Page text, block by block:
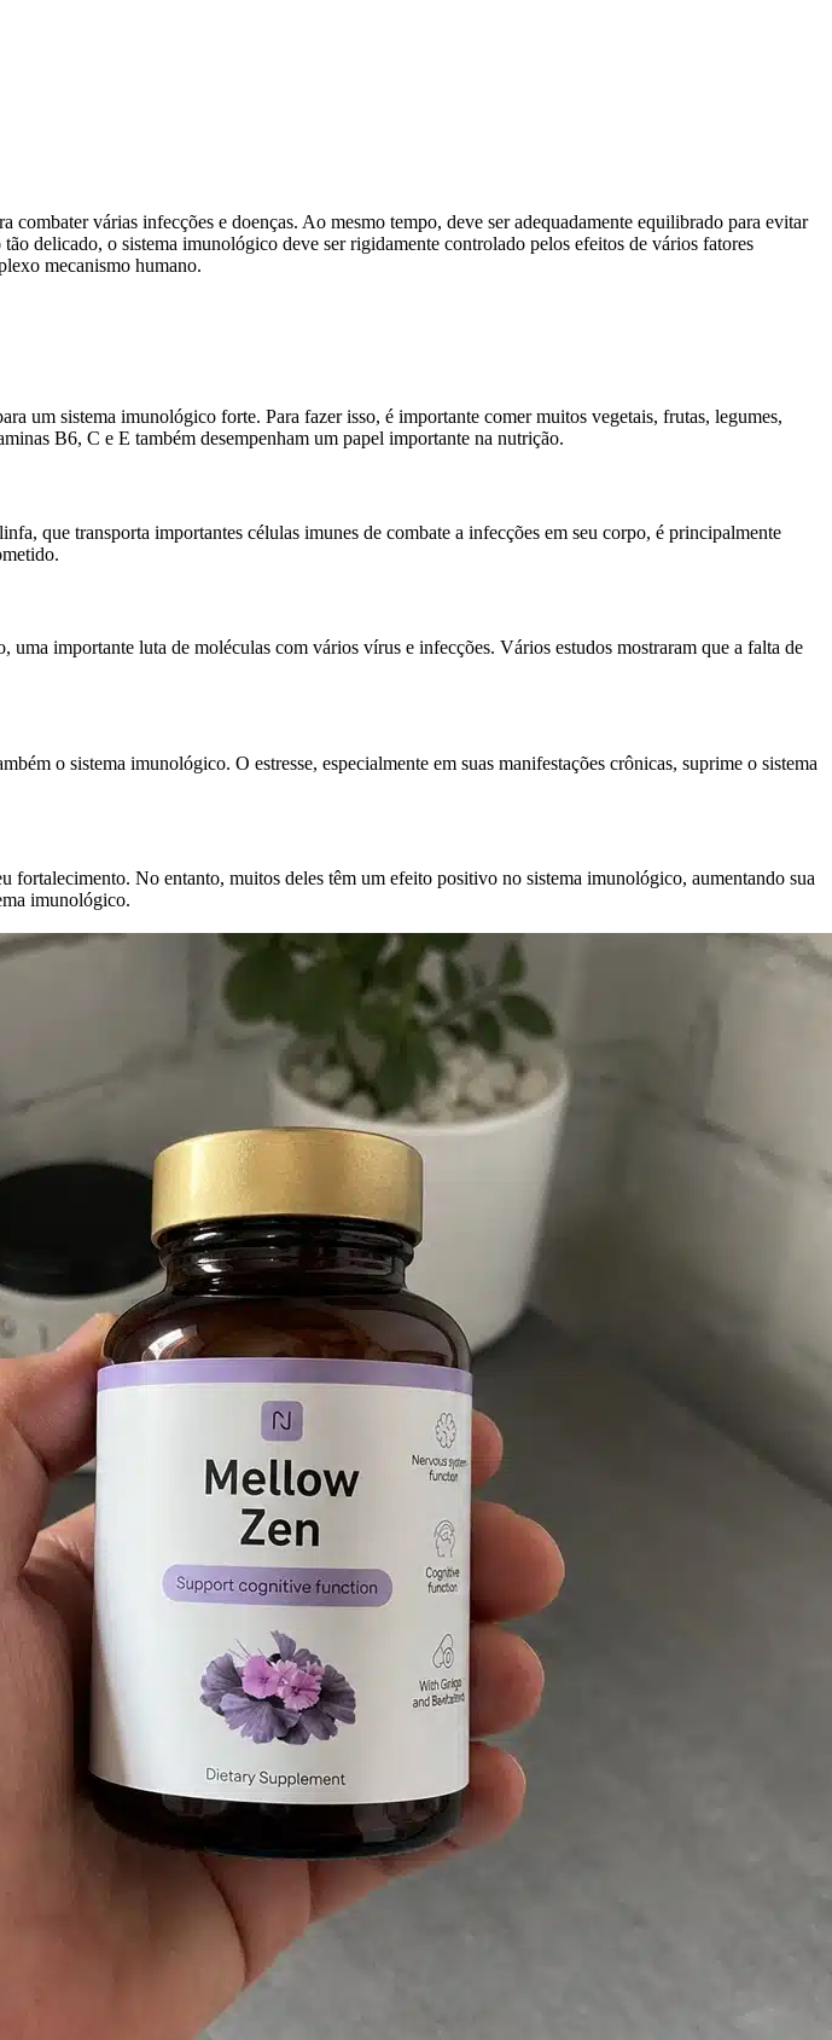
várias infecções e doenças. Ao mesmo tempo, deve ser adequadamente equilibrado para evitar
delicado, o sistema imunológico deve ser rigidamente controlado pelos efeitos de vários fatores
mecanismo humano.
um sistema imunológico forte. Para fazer isso, é importante comer muitos vegetais, frutas, legumes,
B6, C e E também desempenham um papel importante na nutrição.
que transporta importantes células imunes de combate a infecções em seu corpo, é principalmente
importante luta de moléculas com vários vírus e infecções. Vários estudos mostraram que a falta de
o sistema imunológico. O estresse, especialmente em suas manifestações crônicas, suprime o sistema
fortalecimento. No entanto, muitos deles têm um efeito positivo no sistema imunológico, aumentando sua
imunológico.